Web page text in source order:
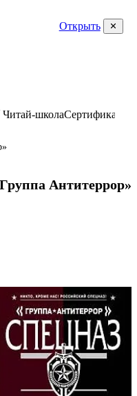
Открыть
Читай-школаСертификаты
Антитеррор»